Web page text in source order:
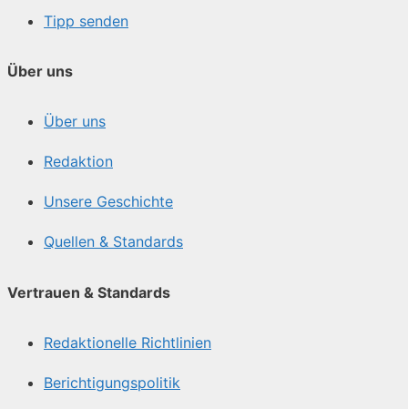
Tipp senden
Über uns
Über uns
Redaktion
Unsere Geschichte
Quellen & Standards
Vertrauen & Standards
Redaktionelle Richtlinien
Berichtigungspolitik